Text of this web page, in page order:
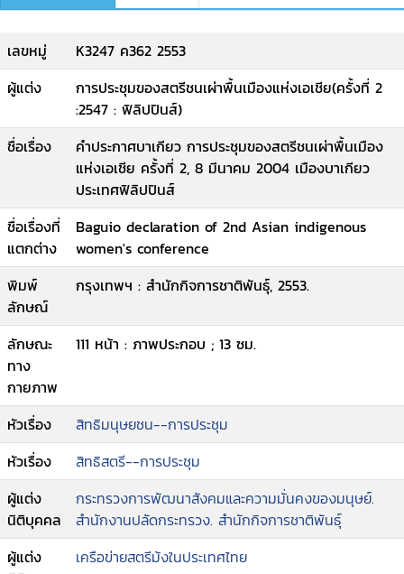
เลขหมู่
K3247 ค362 2553
ผู้แต่ง
การประชุมของสตรีชนเผ่าพื้นเมืองแห่งเอเชีย(ครั้งที่ 2
:2547 : ฟิลิปปินส์)
ชื่อเรื่อง
คำประกาศบาเกียว การประชุมของสตรีชนเผ่าพื้นเมือง
แห่งเอเชีย ครั้งที่ 2, 8 มีนาคม 2004 เมืองบาเกียว
ประเทศฟิลิปปินส์
ชื่อเรื่องที่
แตกต่าง
Baguio declaration of 2nd Asian indigenous
women's conference
พิมพ์
ลักษณ์
กรุงเทพฯ : สำนักกิจการชาติพันธุ์, 2553.
ลักษณะ
ทาง
กายภาพ
111 หน้า : ภาพประกอบ ; 13 ซม.
หัวเรื่อง
สิทธิมนุษยชน--การประชุม
หัวเรื่อง
สิทธิสตรี--การประชุม
ผู้แต่ง
นิติบุคคล
กระทรวงการพัฒนาสังคมและความมั่นคงของมนุษย์.
สำนักงานปลัดกระทรวง. สำนักกิจการชาติพันธุ์
ผู้แต่ง
เครือข่ายสตรีม้งในประเทศไทย